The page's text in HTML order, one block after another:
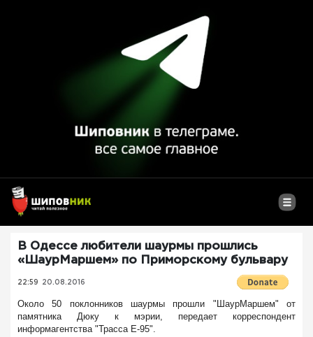
В Одессе любители шаурмы прошлись
«ШаурМаршем» по Приморскому бульвару
22:59 20.08.2016
Около 50 поклонников шаурмы прошли "ШаурМаршем" от
памятника Дюку к мэрии, передает корреспондент
информагентства "Трасса Е-95".